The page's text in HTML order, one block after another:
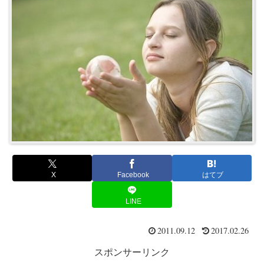
X Facebook はてブ
LINE
2011.09.12 2017.02.26
スポンサーリンク